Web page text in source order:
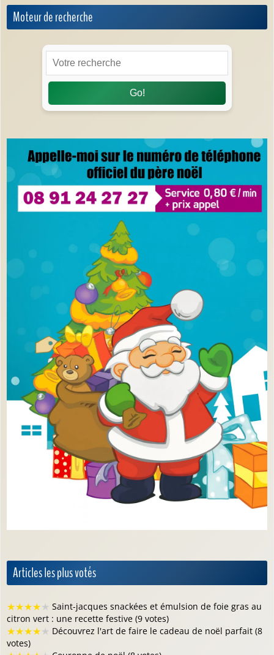
Moteur de recherche
Go!
Articles les plus votés
★★★★★ Saint-jacques snackées et émulsion de foie gras au
citron vert : une recette festive (9 votes)
★★★★★ Découvrez l'art de faire le cadeau de noël parfait (8
votes)